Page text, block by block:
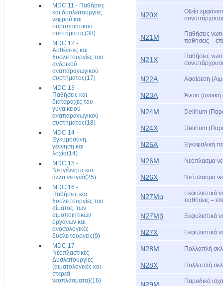
MDC 11 - Παθήσεις
και δυσλειτουργίες
νεφρού και
ουροποιητικού
συστήματος(38)
MDC 12 -
Ασθένειες και
δυσλειτουργίες του
ανδρικού
αναπαραγωγικού
συστήματος(17)
MDC 13 -
Παθήσεις και
διαταραχές του
γυναικείου
αναπαραγωγικού
συστήματος(18)
MDC 14 -
Εγκυμοσύνη,
γέννηση και
λοχία(14)
MDC 15 -
Νεογέννητα και
άλλα νεογνά(25)
MDC 16 -
Παθήσεις και
δυσλειτουργίες του
αίματος, των
αιμοποιητικών
οργάνων και
ανοσολογικές
δυσλειτουργείς(9)
MDC 17 -
Νεοπλαστικές
Δυσλειτουργίες
(αιματολογικές και
στερεά
νεοπλάσματα)(16)
Ν20Χ
Οξεία
Ν21Μ
Παθήσεις
παθήσεις –
Ν21Χ
Παθήσεις
Ν22Α Αφαίρεση
Ν23Α Άνοια (ανοϊκή
Ν24Μ Delirium
Ν24Χ Delirium
Ν25Α Εγκεφαλική
Ν26Μ Νεόπλασμα
Ν26Χ Νεόπλασμα
Ν27Μα
Εκφυλιστικά
παθήσεις –
Ν27Μβ Εκφυλιστικά
Ν27Χ Εκφυλιστικά
Ν28Μ Πολλαπλή
Ν28Χ Πολλαπλή
Παροδικό